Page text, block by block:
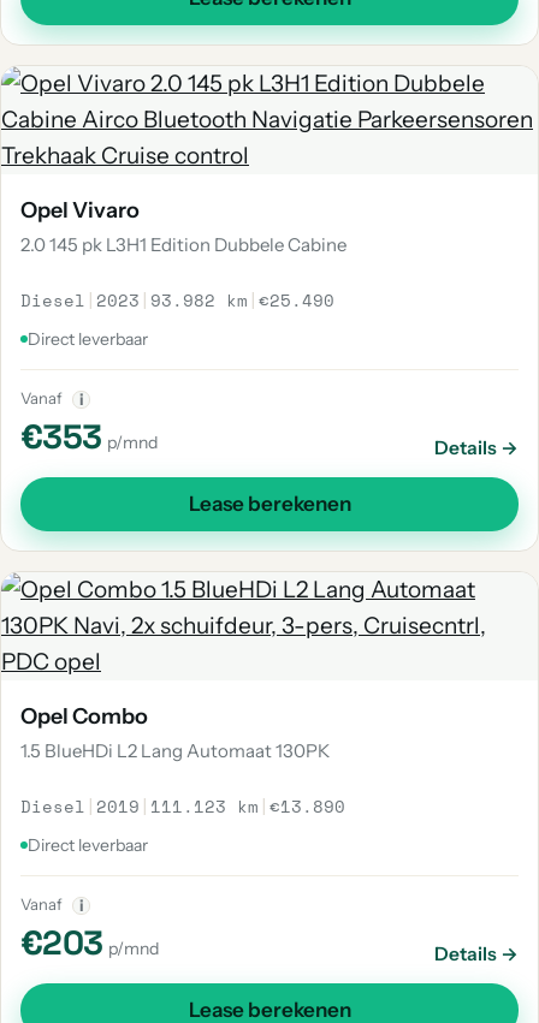
Opel Vivaro
2.0 145 pk L3H1 Edition Dubbele Cabine
Diesel | 2023 | 93.982 km |€25.490
Direct leverbaar
Vanaf i
€353 p/mnd Details →
Lease berekenen
Opel Combo
1.5 BlueHDi L2 Lang Automaat 130PK
Diesel | 2019 | 111.123 km |€13.890
Direct leverbaar
Vanaf i
€203 p/mnd Details →
Lease berekenen